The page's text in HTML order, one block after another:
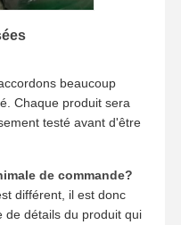
beaucoup
Chaque produit sera
testé avant d'être
de commande?
différent, il est donc
de détails du produit qui